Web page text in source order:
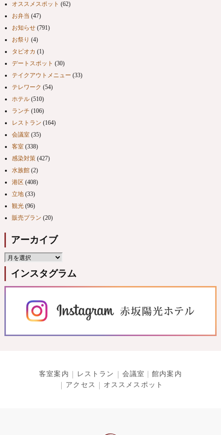
オススメスポット (62)
お弁当 (47)
お知らせ(791)
お祭り (4)
タピオカ (1)
デートスポット (30)
テイクアウトメニュー (33)
テレワーク (54)
ホテル(510)
ランチ (106)
レストラン (164)
会議室(35)
客室(338)
感染対策(427)
水族館(2)
港区(408)
立地(33)
観光(96)
販売プラン (20)
アーカイブ
インスタグラム
客室案内 レストラン 会議室
館内案内
アクセス
オススメスポット